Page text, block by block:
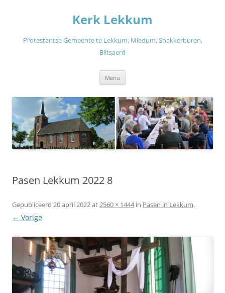
Kerk Lekkum
Protestantse Gemeente te Lekkum, Miedum, Snakkerburen,
Blitsaerd
Menu
Pasen Lekkum 2022 8
Gepubliceerd 20 april 2022at2560 × 1444in Pasen in Lekkum.
← Vorige